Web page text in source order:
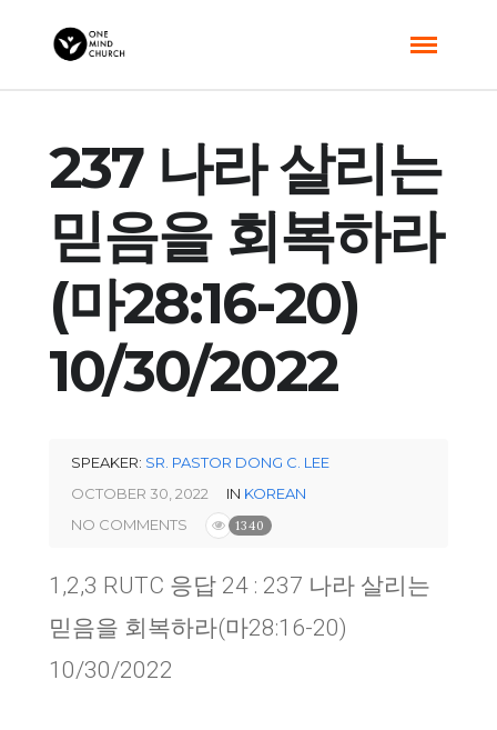
237 나라 살리는
믿음을 회복하라
(마28:16-20)
10/30/2022
SPEAKER: SR. PASTOR DONG C. LEE
OCTOBER 30, 2022
IN KOREAN
NO COMMENTS
1340
1,2,3 RUTC 응답 24 : 237 나라 살리는
믿음을 회복하라(마28:16-20)
10/30/2022